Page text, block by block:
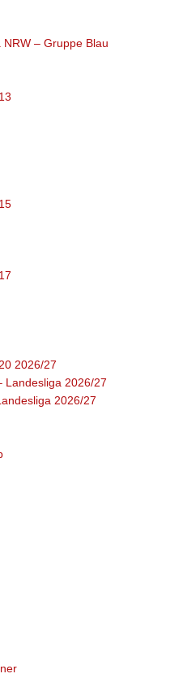
NRW – Gruppe Blau
2026/27
Landesliga 2026/27
2026/27